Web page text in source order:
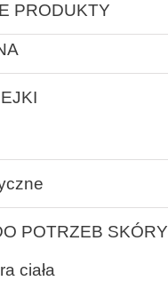
POTRZEB SKÓRY
ciała
PRODUKTY